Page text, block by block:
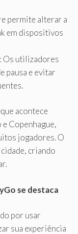
permite alterar a
em dispositivos
: Os utilizadores
pausa e evitar
que acontece
Copenhague,
jogadores. O
criando
se destaca
por usar
sua experiência